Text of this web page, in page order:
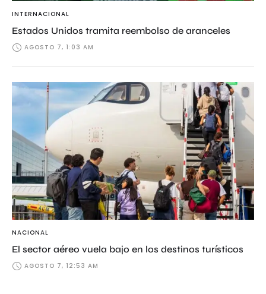
INTERNACIONAL
Estados Unidos tramita reembolso de aranceles
AGOSTO 7, 1:03 AM
NACIONAL
El sector aéreo vuela bajo en los destinos turísticos
AGOSTO 7, 12:53 AM